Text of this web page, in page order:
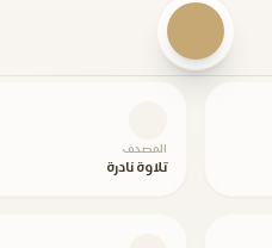
المصحف
تلاوة نادرة